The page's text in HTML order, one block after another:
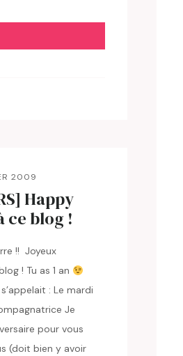
2009
Happy
ce blog !
!! Joyeux
! Tu as 1 an
: Le mardi
Je
pour vous
(doit bien y avoir